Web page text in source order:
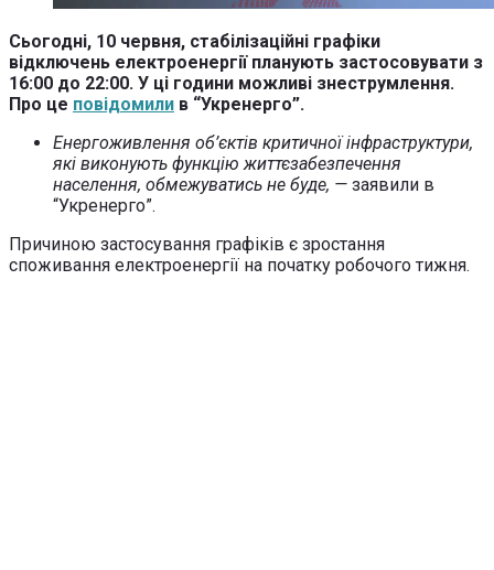
Сьогодні, 10 червня, стабілізаційні графіки
відключень електроенергії планують застосовувати з
16:00 до 22:00. У ці години можливі знеструмлення.
Про це повідомили в “Укренерго”.
Енергоживлення об’єктів критичної інфраструктури,
які виконують функцію життєзабезпечення
населення, обмежуватись не буде, — заявили в
“Укренерго”.
Причиною застосування графіків є зростання
споживання електроенергії на початку робочого тижня.